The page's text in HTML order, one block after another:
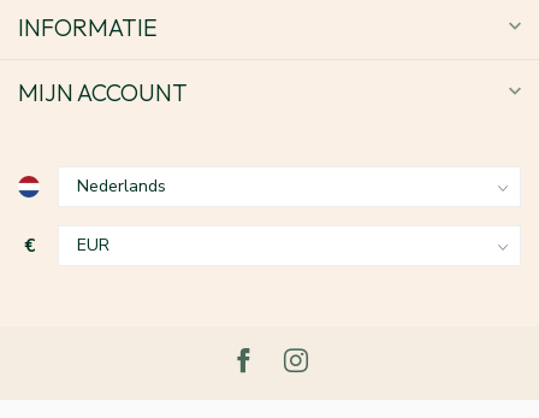
INFORMATIE
MIJN ACCOUNT
€